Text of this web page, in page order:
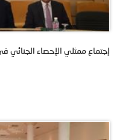
إجتماع ممثلي الإحصاء الجنائي